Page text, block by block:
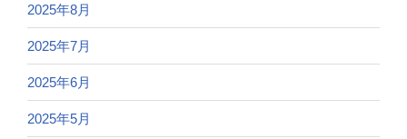
2025年8月
2025年7月
2025年6月
2025年5月